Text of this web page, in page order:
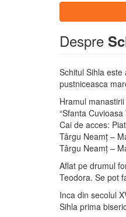
Despre
Schitul Sihla
pustniceasca
Hramul
“Sfanta
Cai de acces:
Târgu Neamţ –
Târgu Neamţ –
Aflat pe drumul
Teodora. Se pot
Inca din secolul
Sihla prima